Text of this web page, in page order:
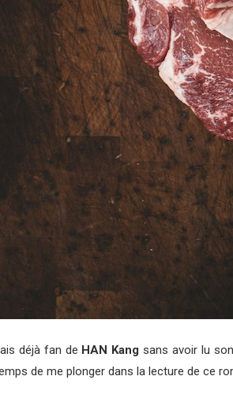
déjà fan de HAN Kang sans avoir lu
de me plonger dans la lecture de ce